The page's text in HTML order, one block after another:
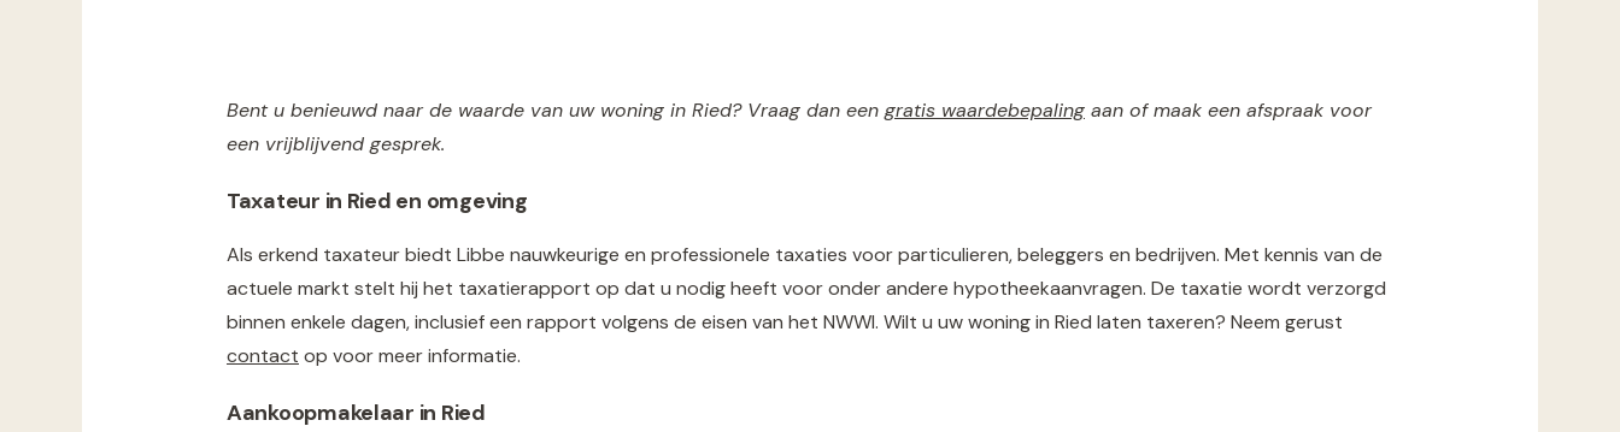
Bent u benieuwd naar de waarde van uw woning in Ried? Vraag dan eengratis waardebepaling aan of maak een afspraak voor
een vrijblijvend gesprek.
Taxateur in Ried en omgeving
Als erkend taxateur biedt Libbe nauwkeurige en professionele taxaties voor particulieren, beleggers en bedrijven. Met kennis van de
actuele markt stelt hij het taxatierapport op dat u nodig heeft voor onder andere hypotheekaanvragen. De taxatie wordt verzorgd
binnen enkele dagen, inclusief een rapport volgens de eisen van het NWWI. Wilt u uw woning in Ried laten taxeren? Neem gerust
contact op voor meer informatie.
Aankoopmakelaar in Ried